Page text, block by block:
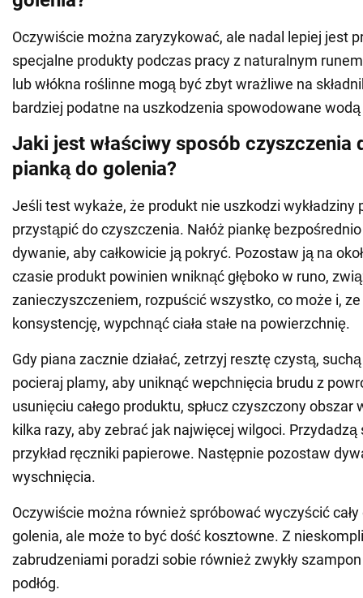
Oczywiście można zaryzykować, ale nadal lepiej jest
specjalne produkty podczas pracy z naturalnym
lub włókna roślinne mogą być zbyt wrażliwe na
bardziej podatne na uszkodzenia spowodowane
Jaki jest właściwy sposób czyszczenia
pianką do golenia?
Jeśli test wykaże, że produkt nie uszkodzi wykładziny
przystąpić do czyszczenia. Nałóż piankę
dywanie, aby całkowicie ją pokryć. Pozostaw ją na
czasie produkt powinien wniknąć głęboko w runo,
zanieczyszczeniem, rozpuścić wszystko, co może i,
konsystencję, wypchnąć ciała stałe na powierzchnię.
Gdy piana zacznie działać, zetrzyj resztę czystą,
pocieraj plamy, aby uniknąć wepchnięcia brudu z
usunięciu całego produktu, spłucz czyszczony obszar
kilka razy, aby zebrać jak najwięcej wilgoci. Przydadzą
przykład ręczniki papierowe. Następnie pozostaw
wyschnięcia.
Oczywiście można również spróbować wyczyścić
golenia, ale może to być dość kosztowne. Z
zabrudzeniami poradzi sobie również zwykły
podłóg.